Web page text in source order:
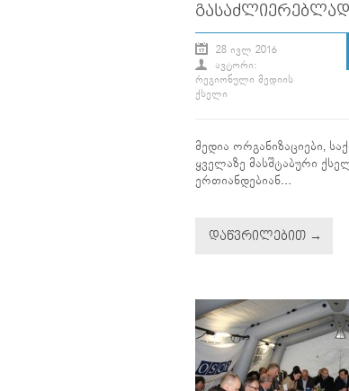
ᲒᲐᲡᲐᲫᲚᲘᲔᲠᲔᲑᲚᲐᲓ
28 ᲘᲕᲚ 2016
ᲐᲕᲢᲝᲠᲘ:
ᲠᲔᲒᲘᲝᲜᲣᲚᲘ ᲛᲔᲓᲘᲘᲡ
ᲥᲡᲔᲚᲘ
მედია ორგანიზაციები,
ყველაზე მასშტაბური
ერთიანდებიან...
ᲓᲐᲬᲕᲠᲘᲚᲔᲑᲘᲗ →